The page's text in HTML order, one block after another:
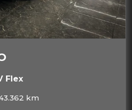
Flex
km